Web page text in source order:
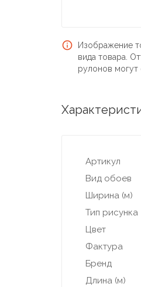
Изображение
вида товара.
рулонов могут
Артикул
Вид обоев
Ширина (м)
Тип рисунка
Цвет
Фактура
Бренд
Длина (м)